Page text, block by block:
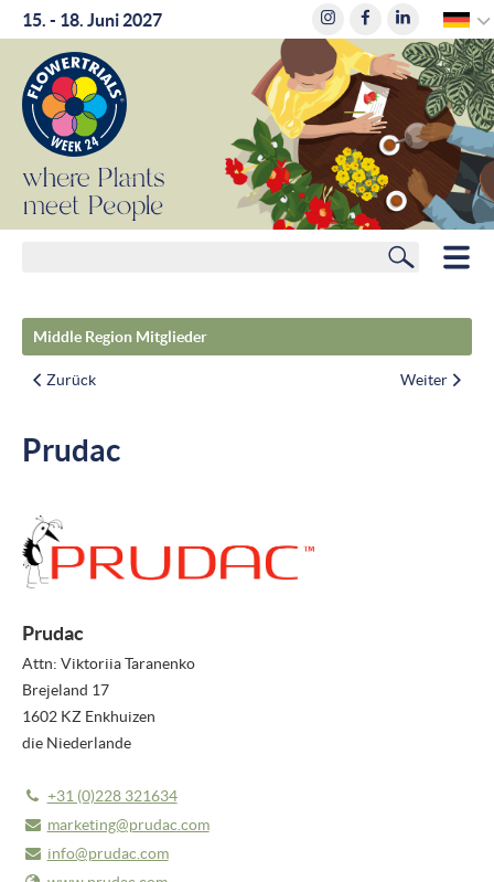
15. - 18. Juni 2027
MITGLIEDER
HOTELS
NEWSLETTER
MEDIEN
VIDEO REPORTS
HIGHLIGHT VIDEOS
BILDER
ÜBER UNS
where
Plants
meet
People
Middle Region Mitglieder
Zurück Weiter
Prudac
Prudac
Attn: Viktoriia Taranenko
Brejeland 17
1602 KZ Enkhuizen
die Niederlande
+31 (0)228 321634
marketing@prudac.com
info@prudac.com